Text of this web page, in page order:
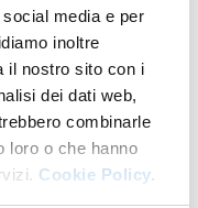
media e per
inoltre
il nostro sito con i
dei dati web,
combinarle
loro o che hanno
Cookie Policy.